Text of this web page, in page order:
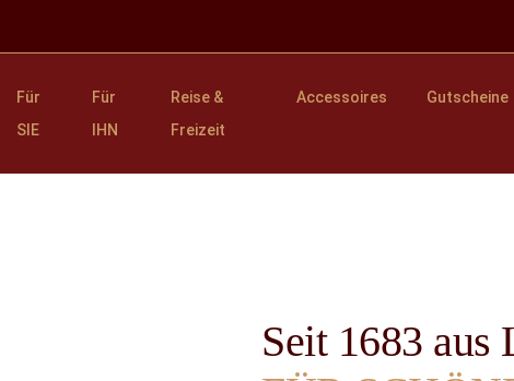
Für
SIE
Für
IHN
Reise &
Freizeit
Accessoires Gutscheine
Seit 1683 aus